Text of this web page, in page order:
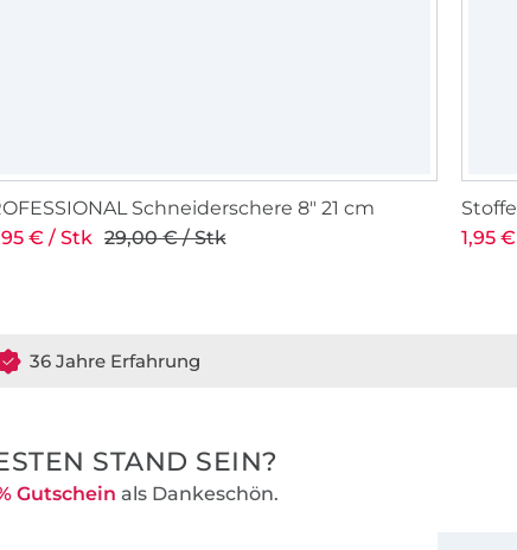
dass der
Schneiderschere 8" 21 cm
€ / Stk 29,00 € / Stk
1,95
36 Jahre Erfahrung
STAND SEIN?
Gutschein als Dankeschön.